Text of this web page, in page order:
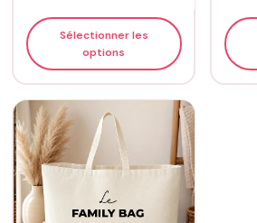
Sélectionner les
options